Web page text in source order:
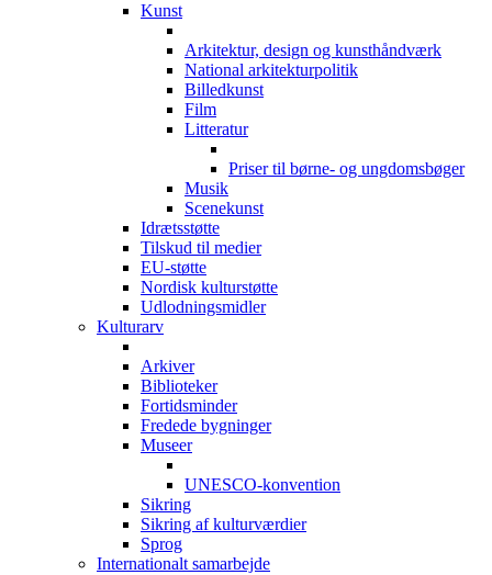
Kunst
Arkitektur, design og kunsthåndværk
National arkitekturpolitik
Billedkunst
Film
Litteratur
Priser til børne- og ungdomsbøger
Musik
Scenekunst
Idrætsstøtte
Tilskud til medier
EU-støtte
Nordisk kulturstøtte
Udlodningsmidler
Kulturarv
Arkiver
Biblioteker
Fortidsminder
Fredede bygninger
Museer
UNESCO-konvention
Sikring
Sikring af kulturværdier
Sprog
Internationalt samarbejde